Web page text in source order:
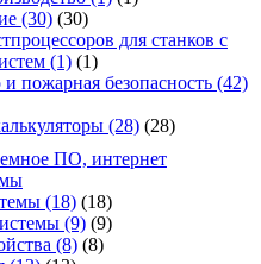
(30) (30)
для станков с
(1) (1)
и пожарная безопасность (42)
(28) (28)
ПО, интернет
(18) (18)
(9) (9)
(8) (8)